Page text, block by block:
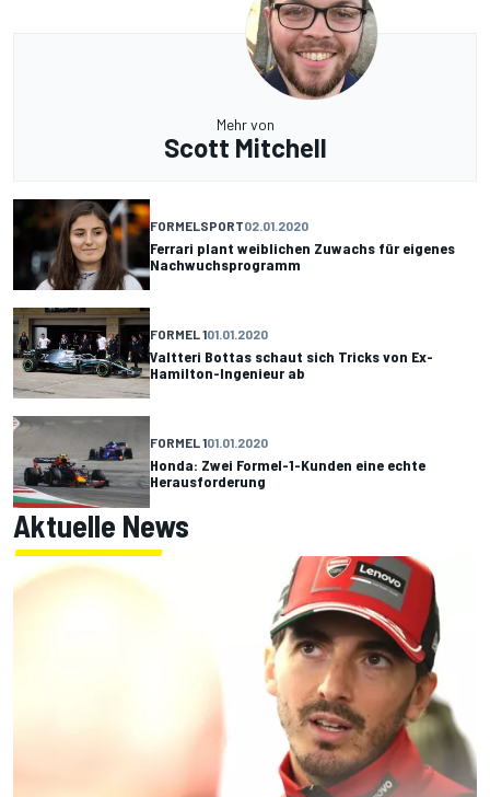
Mehr von
Scott Mitchell
FORMELSPORT02.01.2020
Ferrari plant weiblichen Zuwachs für eigenes
Nachwuchsprogramm
FORMEL 101.01.2020
Valtteri Bottas schaut sich Tricks von Ex-
Hamilton-Ingenieur ab
FORMEL 101.01.2020
Honda: Zwei Formel-1-Kunden eine echte
Herausforderung
Aktuelle News